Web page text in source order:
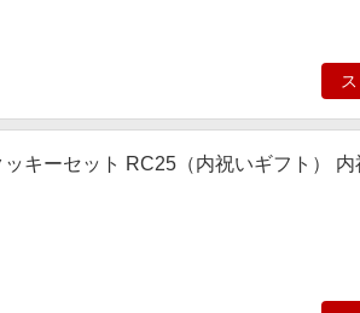
キーセット RC25（内祝いギフト） 内